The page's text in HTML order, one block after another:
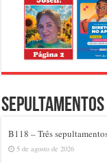
B118 – Três
5 de agosto de 2026